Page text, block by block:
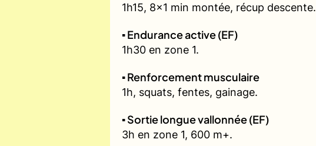
1h15, 8x1 min montée, récup descente.
▪️ Endurance active (EF)
1h30 en zone 1.
▪️ Renforcement musculaire
1h, squats, fentes, gainage.
▪️ Sortie longue vallonnée (EF)
3h en zone 1, 600 m+.